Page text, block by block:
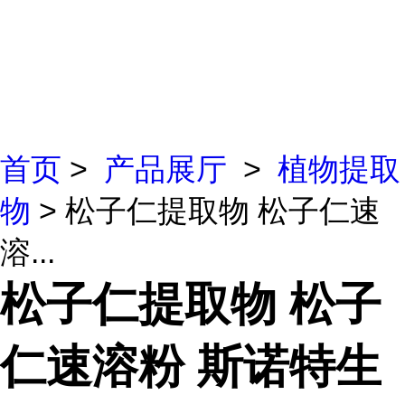
首页 > 产品展厅 > 植物提取
物 > 松子仁提取物 松子仁速
溶...
松子仁提取物 松子
仁速溶粉 斯诺特生